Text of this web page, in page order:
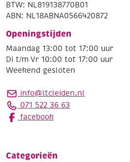
BTW: NL819138770B01
ABN: NL18ABNA0566420872
Openingstijden
Maandag 13:00 tot 17:00 uur
Di t/m Vr 10:00 tot 17:00 uur
Weekend gesloten
info@ltcleiden.nl
071 522 36 63
facebook
Categorieën